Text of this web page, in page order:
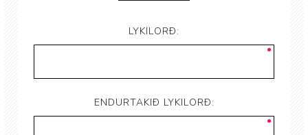
LYKILORÐ:
ENDURTAKIÐ LYKILORÐ: